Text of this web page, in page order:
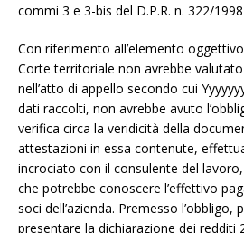
commi 3 e 3-bis del D.P.R. n. 322/
Con riferimento all’elemento
Corte territoriale non avrebbe
nell’atto di appello secondo cui
dati raccolti, non avrebbe avuto
verifica circa la veridicità della
attestazioni in essa contenute,
incrociato con il consulente del
che potrebbe conoscere l’effettivo
soci dell’azienda. Premesso l’obbligo,
presentare la dichiarazione dei redditi